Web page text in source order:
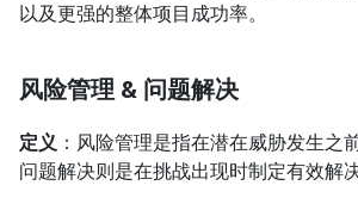
以及更强的整体项目成功率。
风险管理 & 问题解决
定义 ：风险管理是指在潜在威胁发生之
问题解决则是在挑战出现时制定有效解